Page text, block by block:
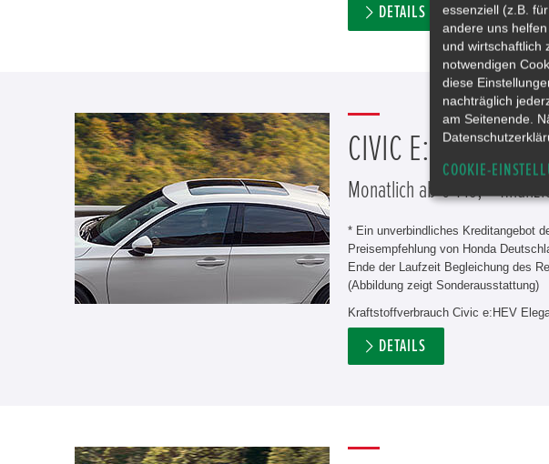
DETAILS
CIVIC E:HEV
Monatlich ab € 149,-*
* Ein unverbindliches Kreditangebot
Preisempfehlung von Honda
Ende der Laufzeit Begleichung des
(Abbildung zeigt Sonderausstattung)
Kraftstoffverbrauch Civic e:HEV
DETAILS
essenziell (z.B.
andere uns
und wirtschaftlich
notwendigen
diese
nachträglich
am Seitenende.
COOKIE-